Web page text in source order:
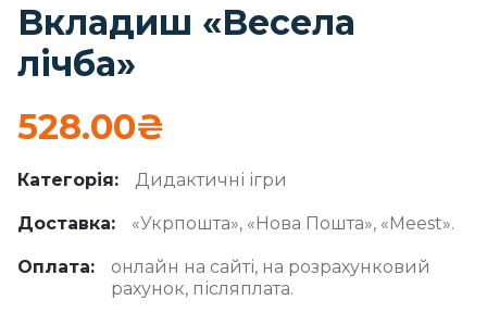
Вкладиш «Весела
лічба»
528.00₴
Категорія: Дидактичні ігри
Доставка: «Укрпошта», «Нова Пошта», «Meest».
Оплата:
онлайн на сайті, на розрахунковий
рахунок, післяплата.